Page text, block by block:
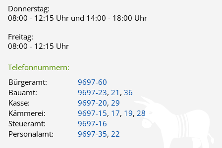
Donnerstag:
08:00 - 12:15 Uhr und 14:00 - 18:00 Uhr
Freitag:
08:00 - 12:15 Uhr
Telefonnummern:
Bürgeramt:
9697-60
Bauamt:
9697-23, 21 , 36
Kasse:
9697-20, 29
Kämmerei:
9697-15, 17, 19, 28
Steueramt:
9697-16
Personalamt:
9697-35, 22